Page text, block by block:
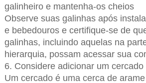
galinheiro e mantenha-os cheios
Observe suas galinhas após
e bebedouros e certifique-se de
galinhas, incluindo aquelas na
hierarquia, possam acessar sua
6. Considere adicionar um
Um cercado é uma cerca de